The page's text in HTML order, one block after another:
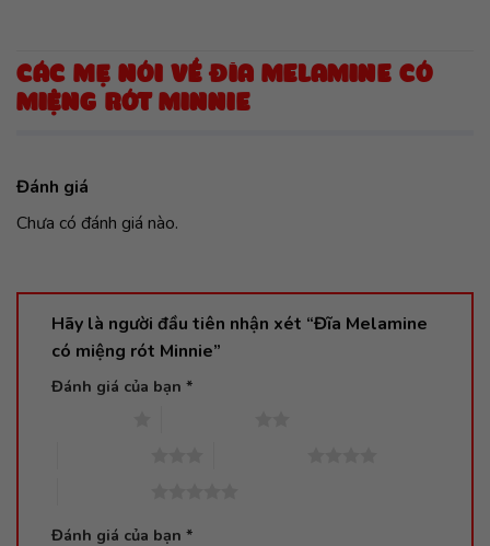
CÁC MẸ NÓI VỀ ĐĨA MELAMINE CÓ
MIỆNG RÓT MINNIE
Đánh giá
Chưa có đánh giá nào.
Hãy là người đầu tiên nhận xét “Đĩa Melamine
có miệng rót Minnie”
Đánh giá của bạn *
Đánh giá của bạn *